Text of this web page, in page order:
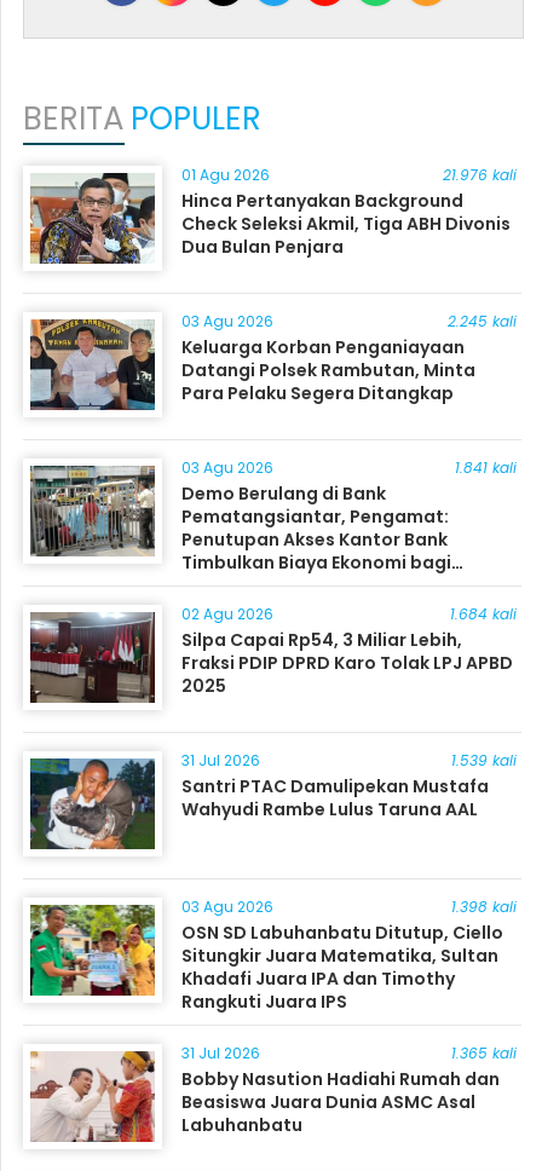
BERITA POPULER
01 Agu 2026 21.976 kali
Hinca Pertanyakan Background
Check Seleksi Akmil, Tiga ABH Divonis
Dua Bulan Penjara
03 Agu 2026 2.245 kali
Keluarga Korban Penganiayaan
Datangi Polsek Rambutan, Minta
Para Pelaku Segera Ditangkap
03 Agu 2026 1.841 kali
Demo Berulang di Bank
Pematangsiantar, Pengamat:
Penutupan Akses Kantor Bank
Timbulkan Biaya Ekonomi bagi
Masyarakat
02 Agu 2026 1.684 kali
Silpa Capai Rp54, 3 Miliar Lebih,
Fraksi PDIP DPRD Karo Tolak LPJ APBD
2025
31 Jul 2026 1.539 kali
Santri PTAC Damulipekan Mustafa
Wahyudi Rambe Lulus Taruna AAL
03 Agu 2026 1.398 kali
OSN SD Labuhanbatu Ditutup, Ciello
Situngkir Juara Matematika, Sultan
Khadafi Juara IPA dan Timothy
Rangkuti Juara IPS
31 Jul 2026 1.365 kali
Bobby Nasution Hadiahi Rumah dan
Beasiswa Juara Dunia ASMC Asal
Labuhanbatu